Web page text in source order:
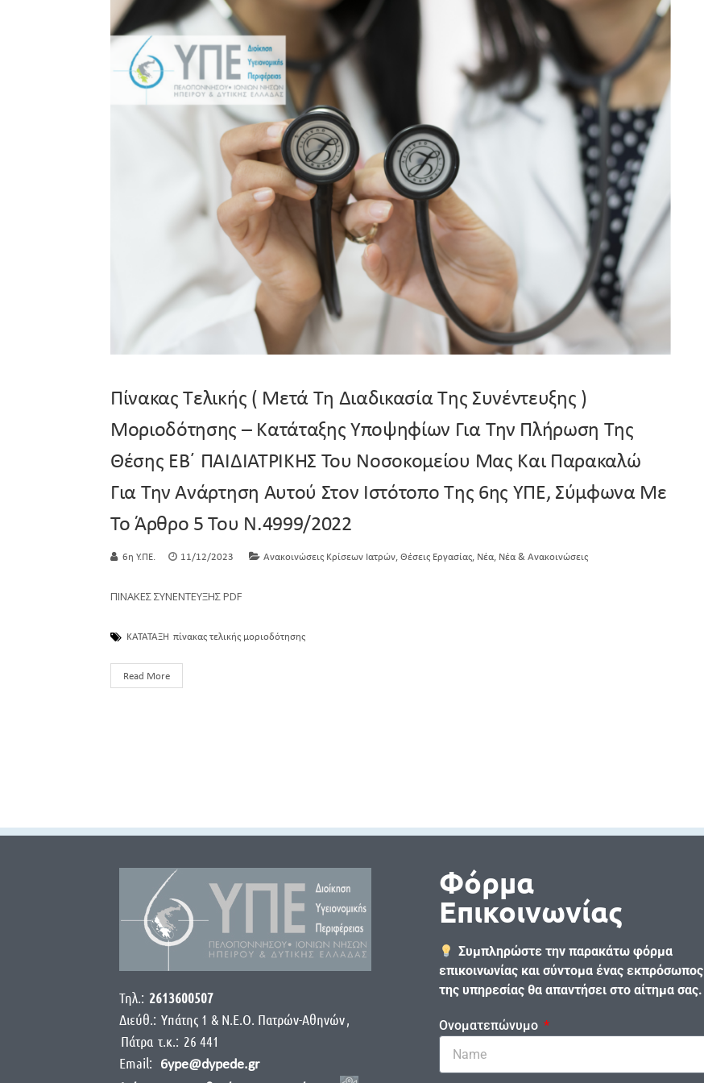
Πίνακας Τελικής ( Μετά Τη Διαδικασία Της Συνέντευξης )
Μοριοδότησης – Κατάταξης Υποψηφίων Για Την Πλήρωση Της
Θέσης ΕΒ΄ ΠΑΙΔΙΑΤΡΙΚΗΣ Του Νοσοκομείου Μας Και Παρακαλώ
Για Την Ανάρτηση Αυτού Στον Ιστότοπο Της 6ης ΥΠΕ, Σύμφωνα Με
Το Άρθρο 5 Του Ν.4999/2022
6η Υ.ΠΕ. 11/12/2023 Ανακοινώσεις Κρίσεων Ιατρών, Θέσεις Εργασίας, Νέα, Νέα & Ανακοινώσεις
ΠΙΝΑΚΕΣ ΣΥΝΕΝΤΕΥΞΗΣ PDF
ΚΑΤΑΤΑΞΗ πίνακας τελικής μοριοδότησης
Read More
Τηλ.: 2613600507
Διεύθ.: Yπάτης 1 & Ν.Ε.Ο. Πατρών-Αθηνών,
Πάτρα τ.κ.: 26 441
Email:
6ype@dypede.gr
Φόρμα
Επικοινωνίας
Συμπληρώστε την παρακάτω φόρμα
επικοινωνίας και σύντομα ένας εκπρόσωπος
της υπηρεσίας θα απαντήσει στο αίτημα σας.
Ονοματεπώνυμο